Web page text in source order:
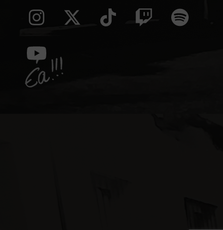
Instagram
TwitterTiktokTwitch
YouTube